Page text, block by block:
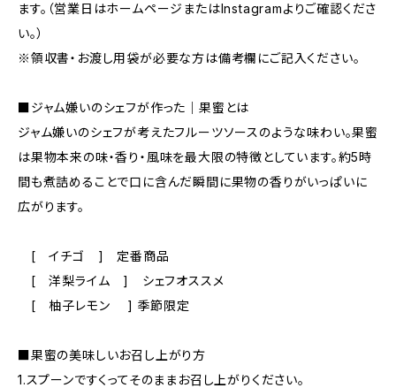
ます。（営業日はホームページまたはInstagramよりご確認くださ
い。）
※領収書・お渡し用袋が必要な方は備考欄にご記入ください。
■ジャム嫌いのシェフが作った｜果蜜とは
ジャム嫌いのシェフが考えたフルーツソースのような味わい。果蜜
は果物本来の味・香り・風味を最大限の特徴としています。約5時
間も煮詰めることで口に含んだ瞬間に果物の香りがいっぱいに
広がります。
[ イチゴ ] 定番商品
[ 洋梨ライム ] シェフオススメ
[ 柚子レモン ] 季節限定
■果蜜の美味しいお召し上がり方
1.スプーンですくってそのままお召し上がりください。